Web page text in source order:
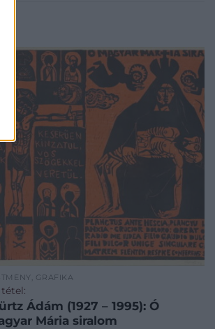
GRAFIKA
tétel:
(1927 – 1995): Ó
Mária siralom